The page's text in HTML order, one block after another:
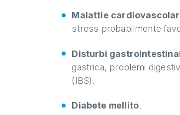
Malattie
stress probabilmente
Disturbi
gastrica, problemi
(IBS).
Diabete mellito.